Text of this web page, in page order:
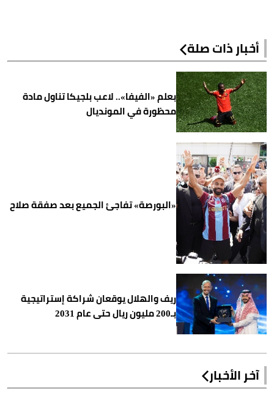
أخبار ذات صلة
بعلم «الفيفا».. لاعب بلجيكا تناول مادة
محظورة في المونديال
«البورصة» تفاجئ الجميع بعد صفقة صلاح
ريف والهلال يوقعان شراكة إستراتيجية
بـ200 مليون ريال حتى عام 2031
آخر الأخبار